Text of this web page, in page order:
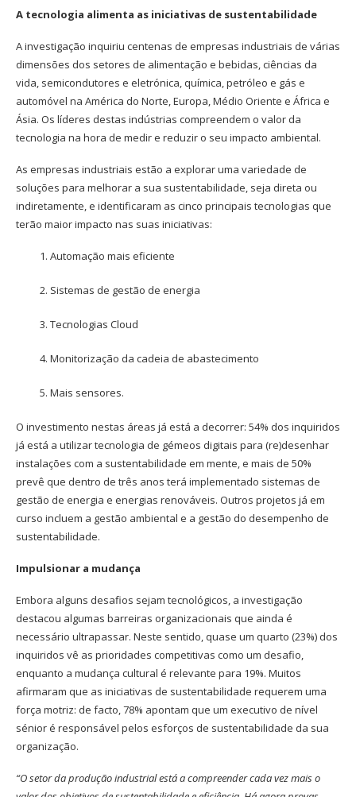
A tecnologia alimenta as iniciativas de sustentabilidade
A investigação inquiriu centenas de empresas industriais de várias
dimensões dos setores de alimentação e bebidas, ciências da
vida, semicondutores e eletrónica, química, petróleo e gás e
automóvel na América do Norte, Europa, Médio Oriente e África e
Ásia. Os líderes destas indústrias compreendem o valor da
tecnologia na hora de medir e reduzir o seu impacto ambiental.
As empresas industriais estão a explorar uma variedade de
soluções para melhorar a sua sustentabilidade, seja direta ou
indiretamente, e identificaram as cinco principais tecnologias que
terão maior impacto nas suas iniciativas:
Automação mais eficiente
Sistemas de gestão de energia
Tecnologias Cloud
Monitorização da cadeia de abastecimento
Mais sensores.
O investimento nestas áreas já está a decorrer: 54% dos inquiridos
já está a utilizar tecnologia de gémeos digitais para (re)desenhar
instalações com a sustentabilidade em mente, e mais de 50%
prevê que dentro de três anos terá implementado sistemas de
gestão de energia e energias renováveis. Outros projetos já em
curso incluem a gestão ambiental e a gestão do desempenho de
sustentabilidade.
Impulsionar a mudança
Embora alguns desafios sejam tecnológicos, a investigação
destacou algumas barreiras organizacionais que ainda é
necessário ultrapassar. Neste sentido, quase um quarto (23%) dos
inquiridos vê as prioridades competitivas como um desafio,
enquanto a mudança cultural é relevante para 19%. Muitos
afirmaram que as iniciativas de sustentabilidade requerem uma
força motriz: de facto, 78% apontam que um executivo de nível
sénior é responsável pelos esforços de sustentabilidade da sua
organização.
“O setor da produção industrial está a compreender cada vez mais o